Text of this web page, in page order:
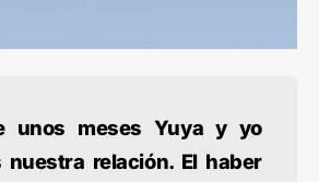
unos meses Yuya y yo
nuestra relación. El haber